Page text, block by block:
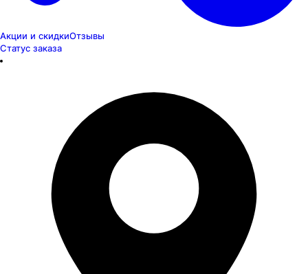
Акции и скидкиОтзывы
Статус заказа